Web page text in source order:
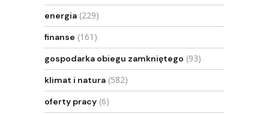
energia (229)
finanse (161)
gospodarka obiegu zamkniętego (93)
klimat i natura (582)
oferty pracy (6)